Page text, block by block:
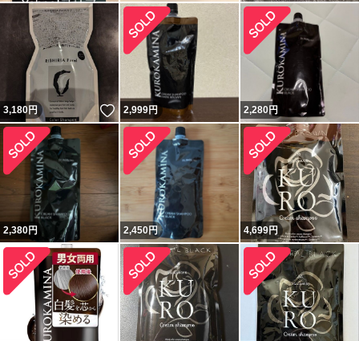
3,180円 いいね！
2,999円 2,280円
2,380円 2,450円 4,699円